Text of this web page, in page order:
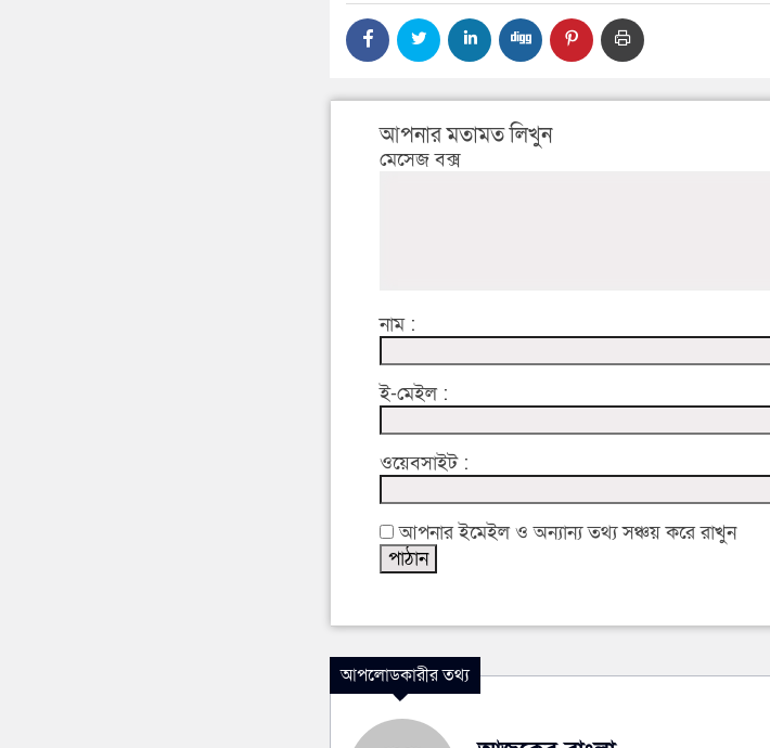
আপনার মতামত লিখুন
মেসেজ বক্স
নাম :
ই-মেইল :
ওয়েবসাইট :
আপনার ইমেইল ও অন্যান্য তথ্য সঞ্চয় করে রাখুন
আপলোডকারীর তথ্য